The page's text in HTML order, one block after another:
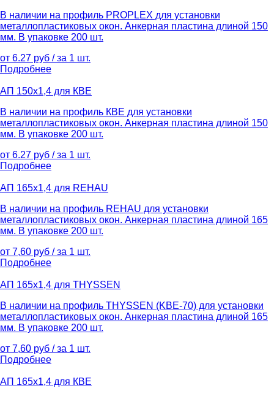
В наличии на профиль PROPLEX для установки
металлопластиковых окон. Анкерная пластина длиной 150
мм. В упаковке 200 шт.
от 6.27 руб / за 1 шт.
Подробнее
АП 150х1,4 для КВЕ
В наличии на профиль КВЕ для установки
металлопластиковых окон. Анкерная пластина длиной 150
мм. В упаковке 200 шт.
от 6.27 руб / за 1 шт.
Подробнее
АП 165х1,4 для REHAU
В наличии на профиль REHAU для установки
металлопластиковых окон. Анкерная пластина длиной 165
мм. В упаковке 200 шт.
от 7,60 руб / за 1 шт.
Подробнее
АП 165х1,4 для THYSSEN
В наличии на профиль THYSSEN (KBE-70) для установки
металлопластиковых окон. Анкерная пластина длиной 165
мм. В упаковке 200 шт.
от 7,60 руб / за 1 шт.
Подробнее
АП 165х1,4 для КВЕ